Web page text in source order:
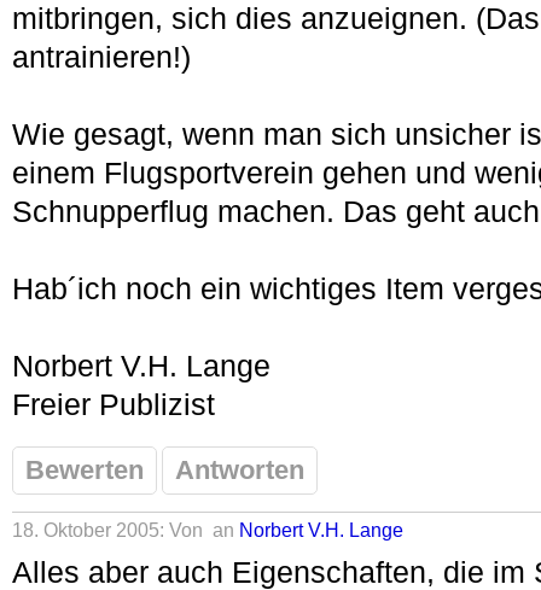
mitbringen, sich dies anzueignen.
antrainieren!)
Wie gesagt, wenn man sich unsicher
einem Flugsportverein gehen und
Schnupperflug machen. Das geht
Hab´ich noch ein wichtiges Item
Norbert V.H. Lange
Freier Publizist
Bewerten Antworten
18. Oktober 2005: Von an Norbert V.H. Lange
Alles aber auch Eigenschaften, die im